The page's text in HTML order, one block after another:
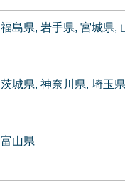
福島県 岩手県 宮城県
茨城県 神奈川県 埼玉県
富山県